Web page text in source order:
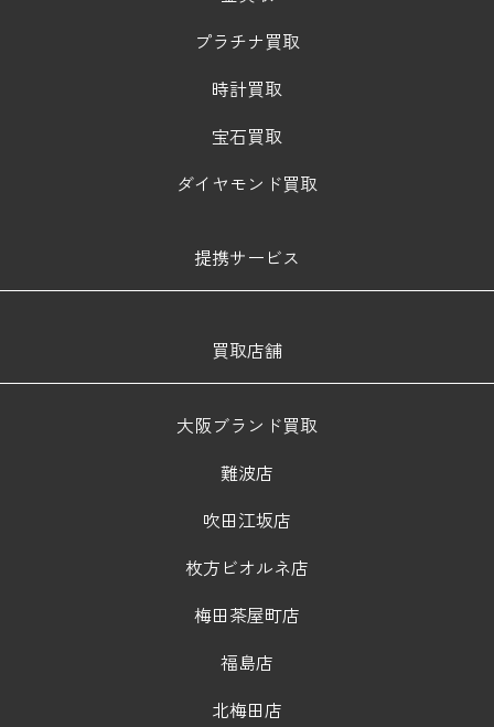
プラチナ買取
時計買取
宝石買取
ダイヤモンド買取
提携サービス
買取店舗
大阪ブランド買取
難波店
吹田江坂店
枚方ビオルネ店
梅田茶屋町店
福島店
北梅田店